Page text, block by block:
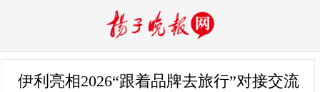
伊利亮相2026“跟着品牌去旅行”对接交流